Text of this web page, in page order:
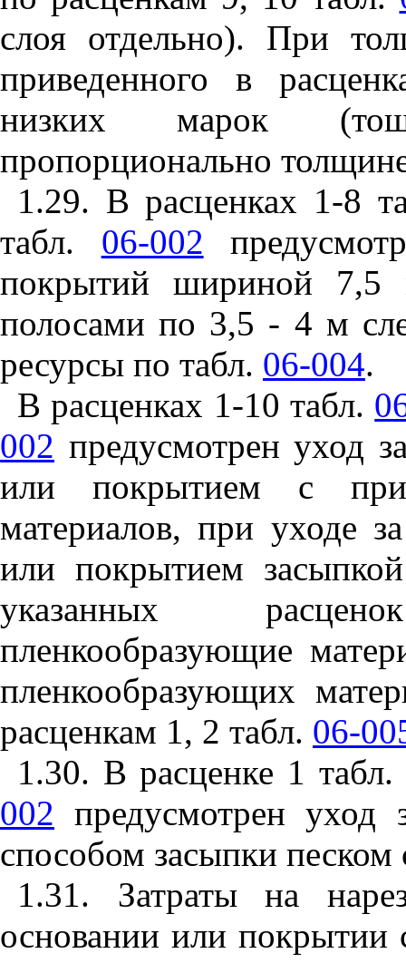
слоя отдельно). При
приведенного в
низких марок
пропорционально
1.29. В расценках 1-8
табл. 06-002
покрытий шириной 7,5
полосами по 3,5 - 4 м
ресурсы по табл. 06-004.
В расценках 1-10 табл.
002 предусмотрен уход
или покрытием с
материалов, при уходе
или покрытием
указанных
пленкообразующие
пленкообразующих
расценкам 1, 2 табл. 06-
1.30. В расценке 1 табл.
002 предусмотрен уход
способом засыпки песком
1.31. Затраты на
основании или покрытии